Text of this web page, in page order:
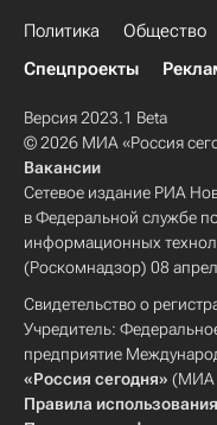
Политика Общество
Спецпроекты
Версия 2023.1 Beta
© 2026 МИА «Россия
Вакансии
Сетевое издание РИА
в Федеральной службе
информационных
(Роскомнадзор) 08
Свидетельство о
Учредитель:
предприятие
«Россия сегодня» (МИА
Правила